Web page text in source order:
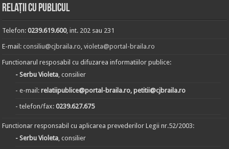
Relații cu publicul
Telefon:0239.619.600, int. 202 sau 231
E-mail:consiliu@cjbraila.ro,violeta@portal-braila.ro
Functionarul resposabil cu difuzarea informatiilor publice:
- Serbu Violeta, consilier
- e-mail:relatiipublice@portal-braila.ro, petitii@cjbraila.ro
- telefon/fax:0239.627.675
Functionar responsabil cu aplicarea prevederilor Legii nr.52/2003:
- Serbu Violeta, consilier